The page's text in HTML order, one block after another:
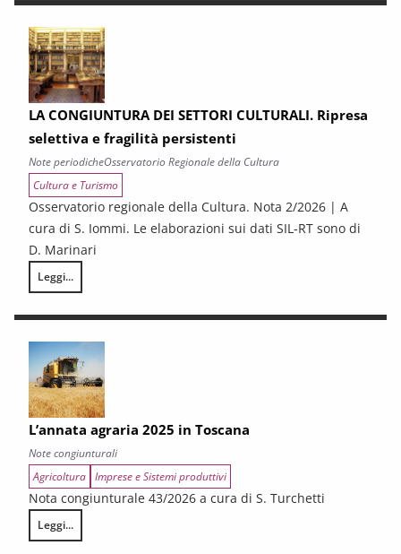
LA CONGIUNTURA DEI SETTORI CULTURALI. Ripresa
selettiva e fragilità persistenti
Note periodicheOsservatorio Regionale della Cultura
Cultura e Turismo
Osservatorio regionale della Cultura. Nota 2/2026 | A
cura di S. Iommi. Le elaborazioni sui dati SIL-RT sono di
D. Marinari
Leggi...
LA CONGIUNTURA DEI SETTORI CULTURALI. Ripresa selettiva e
L’annata agraria 2025 in Toscana
Note congiunturali
Agricoltura Imprese e Sistemi produttivi
Nota congiunturale 43/2026 a cura di S. Turchetti
Leggi...
L’annata agraria 2025 in Toscana